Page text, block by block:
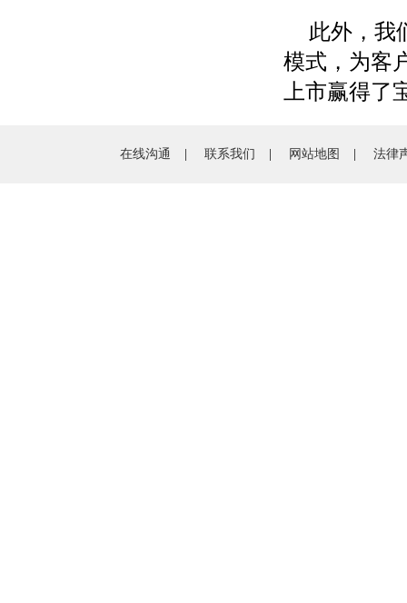
此外，我
模式，为客
上市赢得了
在线沟通 联系我们 网站地图 法律